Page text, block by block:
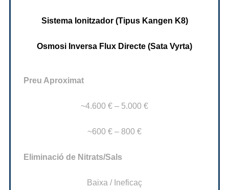
Sistema Ionitzador (Tipus Kangen K8)
Osmosi Inversa Flux Directe (Sata Vyrta)
Preu Aproximat
~4.600 € – 5.000 €
~600 € – 800 €
Eliminació de Nitrats/Sals
Baixa / Ineficaç